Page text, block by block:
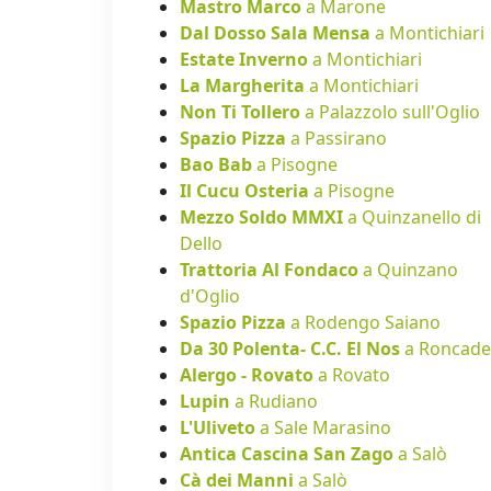
Mastro Marcoa Marone
Dal Dosso Sala Mensa a Montichiari
Estate Invernoa Montichiari
La Margherita a Montichiari
Non Ti Tolleroa Palazzolo sull'Oglio
Spazio Pizza a Passirano
Bao Baba Pisogne
Il Cucu Osteria a Pisogne
Mezzo Soldo MMXIa Quinzanello di
Dello
Trattoria Al Fondacoa Quinzano
d'Oglio
Spazio Pizza a Rodengo Saiano
Da 30 Polenta- C.C. El Nosa
Alergo - Rovatoa Rovato
Lupin a Rudiano
L'Ulivetoa Sale Marasino
Antica Cascina San Zagoa Salò
Cà dei Manni a Salò